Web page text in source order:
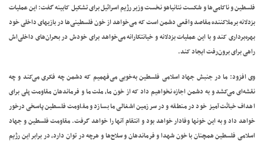
فلسطین و ناکامی‌ها و شکست نتانیاهو نخست وزیر رژیم اسرائیل برای تشکیل کابینه گفت: این عملیات
بزدلانه برملاکننده مقاصد واقعی دشمن است که می‌خواهد از خون فلسطینی‌ها در بازیهای داخلی خود
بهره‌برداری کند و با این عملیات بزدلانه و خیانتکارانه می‌خواهد برای خودش در بحران‌های داخلی‌اش
راهی برای برون‌رفت ایجاد کند.
وی افزود: ما در جنبش جهاد اسلامی فلسطین به‌خوبی می‌فهمیم که دشمن چه فکری می‌کند و چه
نقشه‌ای می‌کشد و به دشمن اجازه نخواهیم داد که از خون ما، ملت ما و فرماندهان مقاومت پلی برای
اهداف خباثت‌آمیز خود در منطقه و در سرزمین اشغالی ما بسازد و مقاومت فلسطین پاسخی درخور
خواهد داد و به این خونها وفادار خواهد بود و انتقام آنها را خواهد گرفت. مقاومت فلسطین و جهاد
اسلامی فلسطین همچنان با خون شهدا و فرماندهان و سلاح‌ها و هرچه در توان دارد، در برابر این رژیم